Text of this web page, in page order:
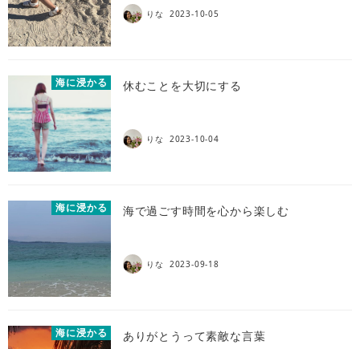
りな 2023-10-05
海に浸かる 休むことを大切にする
りな 2023-10-04
海に浸かる 海で過ごす時間を心から楽しむ
りな 2023-09-18
海に浸かる ありがとうって素敵な言葉